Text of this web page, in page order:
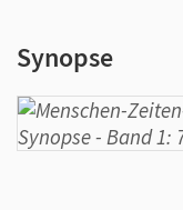
Synopse